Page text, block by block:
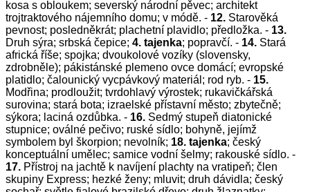
kosa s obloukem; severský národní pěvec; architekt
trojtraktového nájemního domu; v módě. - 12. Starověká
pevnost; posledněkrát; plachetní plavidlo; předložka. - 13.
Druh sýra; srbská čepice; 4. tajenka; popravčí. - 14. Stará
africká říše; spojka; dvoukolové vozíky (slovensky,
zdrobněle); pákistánské plemeno ovce domácí; evropské
platidlo; čalounický vycpávkový materiál; rod ryb. - 15.
Modřina; prodloužit; tvrdohlavý výrostek; rukavičkářská
surovina; stará bota; izraelské přístavní město; zbytečně;
sýkora; laciná ozdůbka. - 16. Sedmý stupeň diatonické
stupnice; oválné pečivo; ruské sídlo; bohyně, jejímž
symbolem byl škorpion; nevolník; 18. tajenka; český
konceptuální umělec; samice vodní šelmy; rakouské sídlo. -
17. Přístroj na jachtě k navíjení plachty na vratipeň; člen
skupiny Express; hezké ženy; mluvit; druh dávidla; český